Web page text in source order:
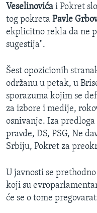
Veselinovića i Pokret
tog pokreta Pavle
ekplicitno rekla da ne
sugestija".
Šest opozicionih
održanu u petak, u
sporazuma kojim se
za izbore i medije,
osnivanje. Iza
pravde, DS, PSG, Ne
Srbiju, Pokret za
U javnosti se
koji su
će se o tome